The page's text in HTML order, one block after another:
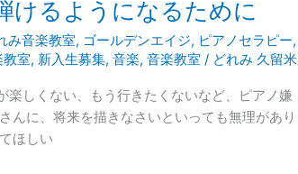
けるようになるために
み音楽教室, ゴールデンエイジ, ピアノセラピー,
室, 新入生募集,音楽,音楽教室 / どれみ 久留米
しくない、もう行きたくないなど、ピアノ嫌
んに、将来を描きなさいといっても無理があり
ほしい